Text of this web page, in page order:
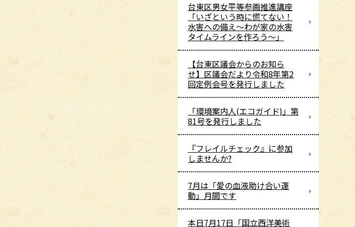
台東区男女平等参画推進講座
「いざという時に慌てない！
水害への備え～わが家の水害
タイムラインを作ろう～」
【台東区議会からのお知ら
せ】区議会だより令和8年第2
回定例会号を発行しました
「環境案内人(エコガイド)」第
81号を発行しました
『フレイルチェック』に参加
しませんか?
7月は「愛の血液助け合い運
動」月間です
本日7月17日「国立西洋美術